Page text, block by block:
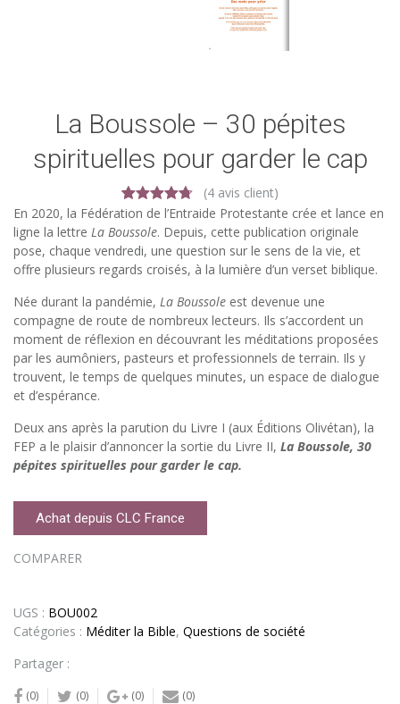
La Boussole – 30 pépites
spirituelles pour garder le cap
Noté
4.75
sur 5
basé sur
notations
client
(4 avis client)
En 2020, la Fédération de l’Entraide Protestante crée et lance en
ligne la lettre La Boussole. Depuis, cette publication originale
pose, chaque vendredi, une question sur le sens de la vie, et
offre plusieurs regards croisés, à la lumière d’un verset biblique.
Née durant la pandémie, La Boussole est devenue une
compagne de route de nombreux lecteurs. Ils s’accordent un
moment de réflexion en découvrant les méditations proposées
par les aumôniers, pasteurs et professionnels de terrain. Ils y
trouvent, le temps de quelques minutes, un espace de dialogue
et d’espérance.
Deux ans après la parution du Livre I (aux Éditions Olivétan), la
FEP a le plaisir d’annoncer la sortie du Livre II, La Boussole, 30
pépites spirituelles pour garder le cap.
Achat depuis CLC France
COMPARER
UGS : BOU002
Catégories : Méditer la Bible, Questions de société
Partager :
(0) (0) (0) (0)